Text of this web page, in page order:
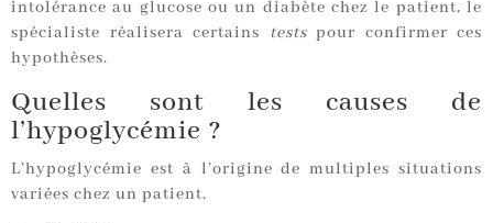
intolérance au glucose ou un diabète chez le patient, le
spécialiste réalisera certains testspour confirmer ces
hypothèses.
Quelles sont les causes de
l’hypoglycémie ?
L’hypoglycémie est à l’origine de multiples situations
variées chez un patient.